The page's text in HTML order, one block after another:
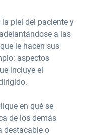
la piel del paciente y
a las
le hacen sus
aspectos
incluye el
en qué se
de los demás
destacable o